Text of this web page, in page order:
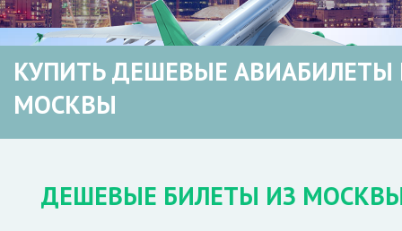
КУПИТЬ ДЕШЕВЫЕ АВИАБИЛЕТЫ
МОСКВЫ
ДЕШЕВЫЕ БИЛЕТЫ ИЗ